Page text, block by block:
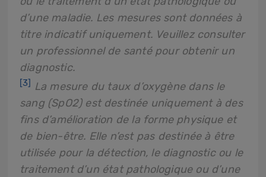
d’une maladie. Les mesures sont données à
titre indicatif uniquement. Veuillez consulter
un professionnel de santé pour obtenir un
diagnostic.
[3] La mesure du taux d’oxygène dans le
sang (SpO2) est destinée uniquement à des
fins d’amélioration de la forme physique et
de bien-être. Elle n’est pas destinée à être
utilisée pour la détection, le diagnostic ou le
traitement d’un état pathologique ou d’une